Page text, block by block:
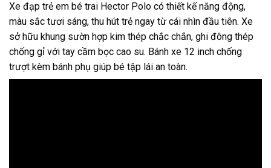
Xe đạp trẻ em bé trai Hector Polo có thiết kế năng động,
màu sắc tươi sáng, thu hút trẻ ngay từ cái nhìn đầu tiên. Xe
sở hữu khung sườn hợp kim thép chắc chắn, ghi đông thép
chống gỉ với tay cầm bọc cao su. Bánh xe 12 inch chống
trượt kèm bánh phụ giúp bé tập lái an toàn.